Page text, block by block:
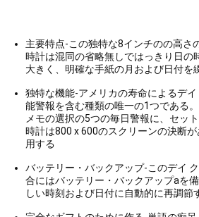
用
を
要
求
し
な
さ
主要特点-この独特な8インチのの高さ
時計は混同の省略無しではっきり日の
大きく、明確な手紙の月および日付を
独特な機能-アメリカの寿命によるデ
能警報を含む種類の唯一の1つである
メモの選択の5つの毎日警報に、セッ
時計は800 x 600のスクリーンの決断
用する
バッテリー・バックアップ-このデイ
合にはバッテリー・バックアップaを
しい時刻および日付に自動的に再調節